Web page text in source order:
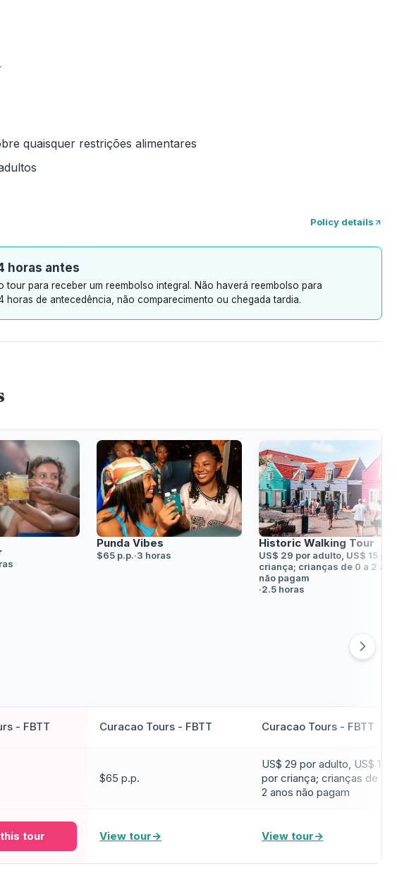
quaisquer restrições alimentares
Policy details
horas antes
para receber um reembolso integral. Não haverá reembolso para
horas de antecedência, não comparecimento ou chegada tardia.
Punda Vibes
$65 p.p.·3 horas
Historic Walking Tour
US$ 29 por adulto, US$ 15 por
criança; crianças de 0 a 2 anos
não pagam
·2.5 horas
- FBTT Curacao Tours - FBTT Curacao Tours - FBTT
$65 p.p.
US$ 29 por adulto, US$ 15
por criança; crianças de 0 a
2 anos não pagam
tour View tour→ View tour→